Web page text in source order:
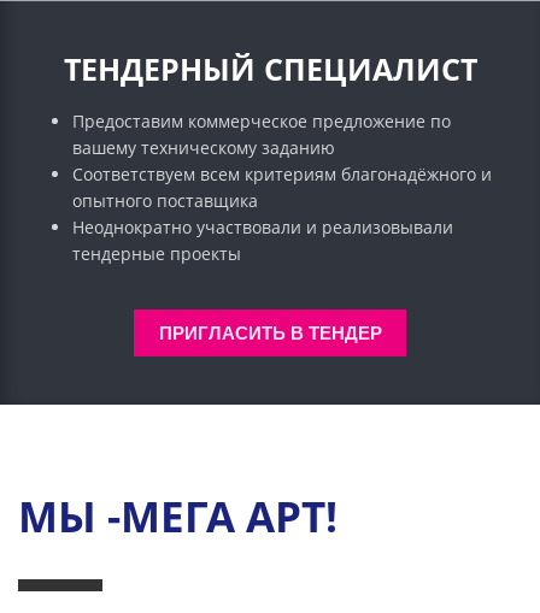
ТЕНДЕРНЫЙ СПЕЦИАЛИСТ
Предоставим коммерческое предложение по
вашему техническому заданию
Соответствуем всем критериям благонадёжного и
опытного поставщика
Неоднократно участвовали и реализовывали
тендерные проекты
ПРИГЛАСИТЬ В ТЕНДЕР
МЫ -МЕГА АРТ!